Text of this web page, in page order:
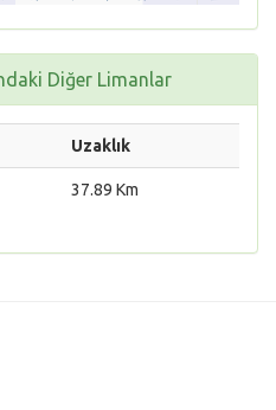
Diğer Limanlar
Uzaklık
37.89 Km